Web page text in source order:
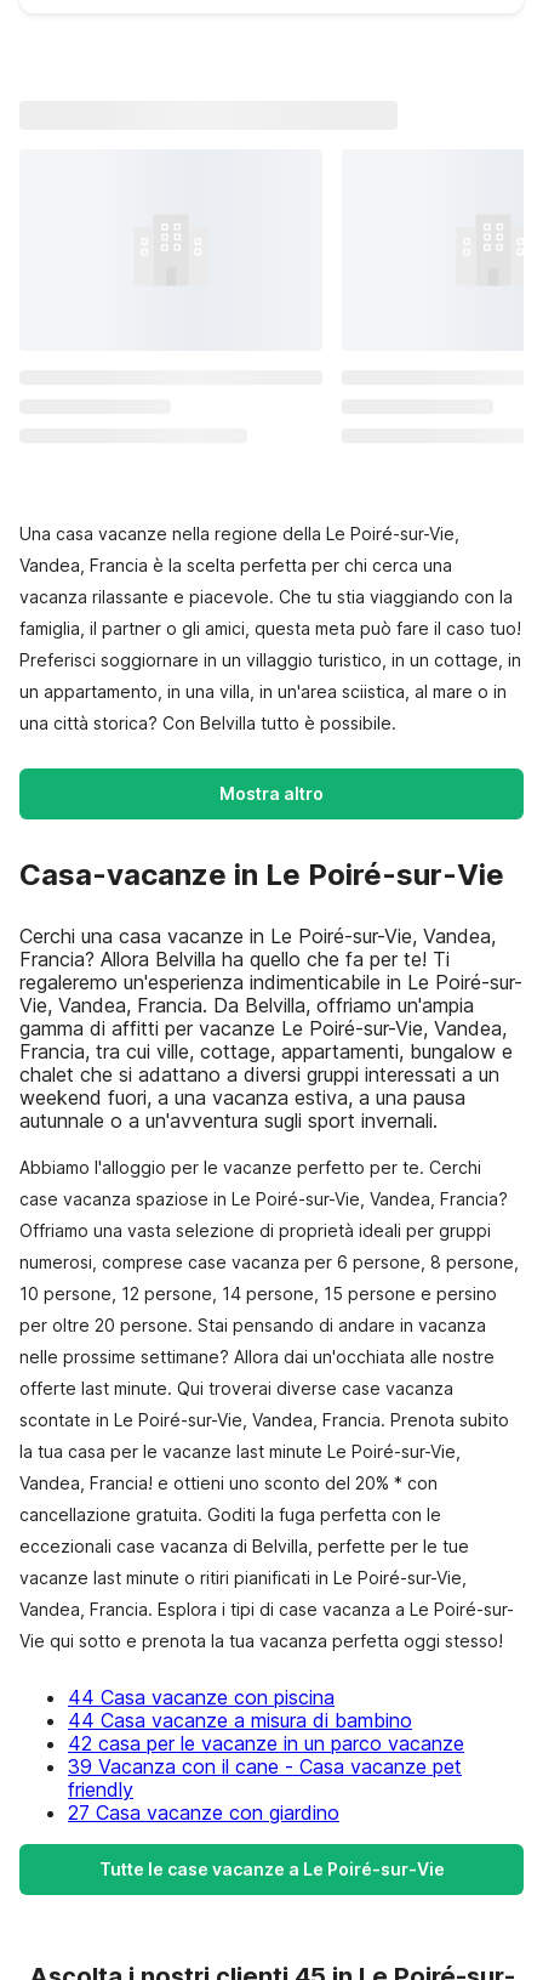
Una casa vacanze nella regione della Le Poiré-sur-Vie,
Vandea, Francia è la scelta perfetta per chi cerca una
vacanza rilassante e piacevole. Che tu stia viaggiando con la
famiglia, il partner o gli amici, questa meta può fare il caso tuo!
Preferisci soggiornare in un villaggio turistico, in un cottage, in
un appartamento, in una villa, in un'area sciistica, al mare o in
una città storica? Con Belvilla tutto è possibile.
Mostra altro
Casa-vacanze in Le Poiré-sur-Vie
Cerchi una casa vacanze in Le Poiré-sur-Vie, Vandea,
Francia? Allora Belvilla ha quello che fa per te! Ti
regaleremo un'esperienza indimenticabile in Le Poiré-sur-
Vie, Vandea, Francia. Da Belvilla, offriamo un'ampia
gamma di affitti per vacanze Le Poiré-sur-Vie, Vandea,
Francia, tra cui ville, cottage, appartamenti, bungalow e
chalet che si adattano a diversi gruppi interessati a un
weekend fuori, a una vacanza estiva, a una pausa
autunnale o a un'avventura sugli sport invernali.
Abbiamo l'alloggio per le vacanze perfetto per te. Cerchi
case vacanza spaziose in Le Poiré-sur-Vie, Vandea, Francia?
Offriamo una vasta selezione di proprietà ideali per gruppi
numerosi, comprese case vacanza per 6 persone, 8 persone,
10 persone, 12 persone, 14 persone, 15 persone e persino
per oltre 20 persone. Stai pensando di andare in vacanza
nelle prossime settimane? Allora dai un'occhiata alle nostre
offerte last minute. Qui troverai diverse case vacanza
scontate in Le Poiré-sur-Vie, Vandea, Francia. Prenota subito
la tua casa per le vacanze last minute Le Poiré-sur-Vie,
Vandea, Francia! e ottieni uno sconto del 20% * con
cancellazione gratuita. Goditi la fuga perfetta con le
eccezionali case vacanza di Belvilla, perfette per le tue
vacanze last minute o ritiri pianificati in Le Poiré-sur-Vie,
Vandea, Francia. Esplora i tipi di case vacanza a Le Poiré-sur-
Vie qui sotto e prenota la tua vacanza perfetta oggi stesso!
44 Casa vacanze con piscina
44 Casa vacanze a misura di bambino
42 casa per le vacanze in un parco vacanze
39 Vacanza con il cane - Casa vacanze pet
friendly
27 Casa vacanze con giardino
Tutte le case vacanze a Le Poiré-sur-Vie